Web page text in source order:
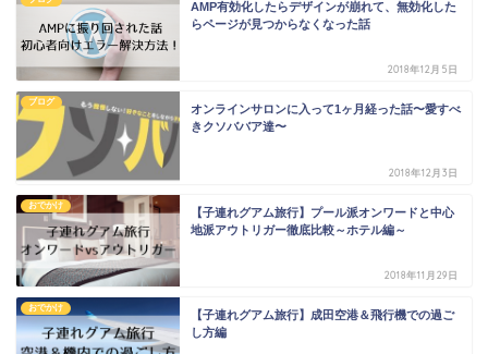
AMP有効化したらデザインが崩れて、無効化した
らページが見つからなくなった話
2018年12月5日
ブログ
オンラインサロンに入って1ヶ月経った話〜愛すべ
きクソババア達〜
2018年12月3日
おでかけ
【子連れグアム旅行】プール派オンワードと中心
地派アウトリガー徹底比較～ホテル編～
2018年11月29日
おでかけ
【子連れグアム旅行】成田空港＆飛行機での過ご
し方編